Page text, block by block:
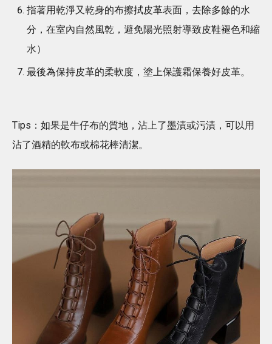
指著用乾淨又乾身的布擦拭皮革表面，去除多餘的水
分，在室內自然風乾，避免陽光照射導致皮鞋褪色和縮
水）
最後為保持皮革的柔軟度，塗上保護霜保養好皮革。
Tips：如果是牛仔布的質地，沾上了墨漬或污漬，可以用
沾了酒精的軟布或棉花棒清潔。